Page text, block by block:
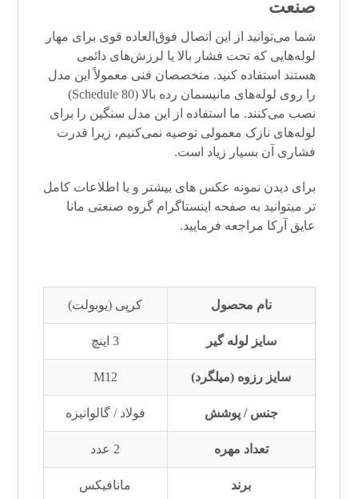
صنعت
شما می‌توانید از این اتصال فوق‌العاده قوی برای مهار
لوله‌هایی که تحت فشار بالا یا لرزش‌های دائمی
هستند استفاده کنید. متخصصان فنی معمولاً این مدل
را روی لوله‌های مانیسمان رده بالا (Schedule 80)
نصب می‌کنند. ما استفاده از این مدل سنگین را برای
لوله‌های نازک معمولی توصیه نمی‌کنیم، زیرا قدرت
فشاری آن بسیار زیاد است.
برای دیدن نمونه عکس های بیشتر و یا اطلاعات کامل
تر میتوانید به صفحه اینستاگرام گروه صنعتی مانا
عایق آرکا مراجعه فرمایید.
نام محصول کرپی (یوبولت)
سایز لوله گیر 3 اینچ
سایز رزوه (میلگرد) M12
جنس / پوشش فولاد / گالوانیزه
تعداد مهره 2 عدد
برند مانافیکس